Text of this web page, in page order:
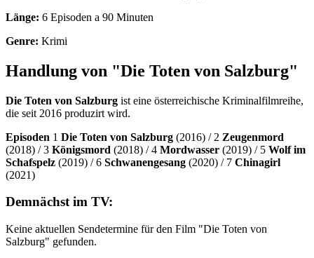
Länge: 6 Episoden a 90 Minuten
Genre: Krimi
Handlung von "Die Toten von Salzburg"
Die Toten von Salzburg ist eine österreichische Kriminalfilmreihe,
die seit 2016 produzirt wird.
Episoden 1 Die Toten von Salzburg (2016) / 2 Zeugenmord
(2018) / 3 Königsmord (2018) / 4 Mordwasser (2019) / 5 Wolf im
Schafspelz (2019) / 6 Schwanengesang (2020) / 7 Chinagirl
(2021)
Demnächst im TV:
Keine aktuellen Sendetermine für den Film "Die Toten von
Salzburg" gefunden.